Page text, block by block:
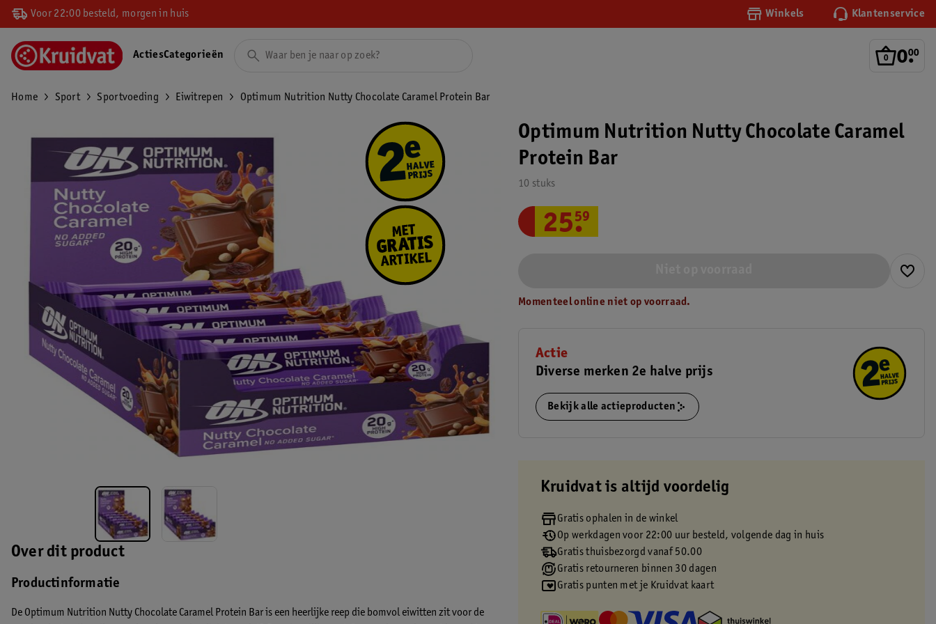
Voor 22:00 besteld, morgen in huis Winkels Klantenservice
0.
00
ActiesCategorieën
Home Sport Sportvoeding Eiwitrepen Optimum Nutrition Nutty Chocolate Caramel Protein Bar
Over dit product
Productinformatie
De Optimum Nutrition Nutty Chocolate Caramel Protein Bar is een heerlijke reep die bomvol eiwitten zit voor de
Optimum Nutrition Nutty Chocolate Caramel
Protein Bar
10 stuks
25.
59
Momenteel online niet op voorraad.
Actie
Diverse merken 2e halve prijs
Bekijk alle actieproducten
Kruidvat is altijd voordelig
Gratis ophalen in de winkel
Op werkdagen voor 22:00 uur besteld, volgende dag in huis
Gratis thuisbezorgd vanaf 50.00
Gratis retourneren binnen 30 dagen
Gratis punten met je Kruidvat kaart